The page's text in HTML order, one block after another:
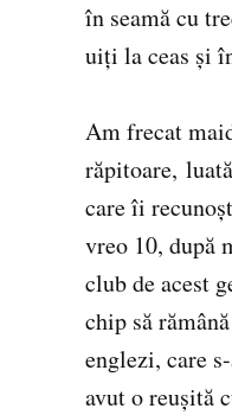
în seamă cu
uiţi la ceas şi
Am frecat
răpitoare,
care îi
vreo 10, după
club de acest
chip să
englezi, care
avut o reuşită